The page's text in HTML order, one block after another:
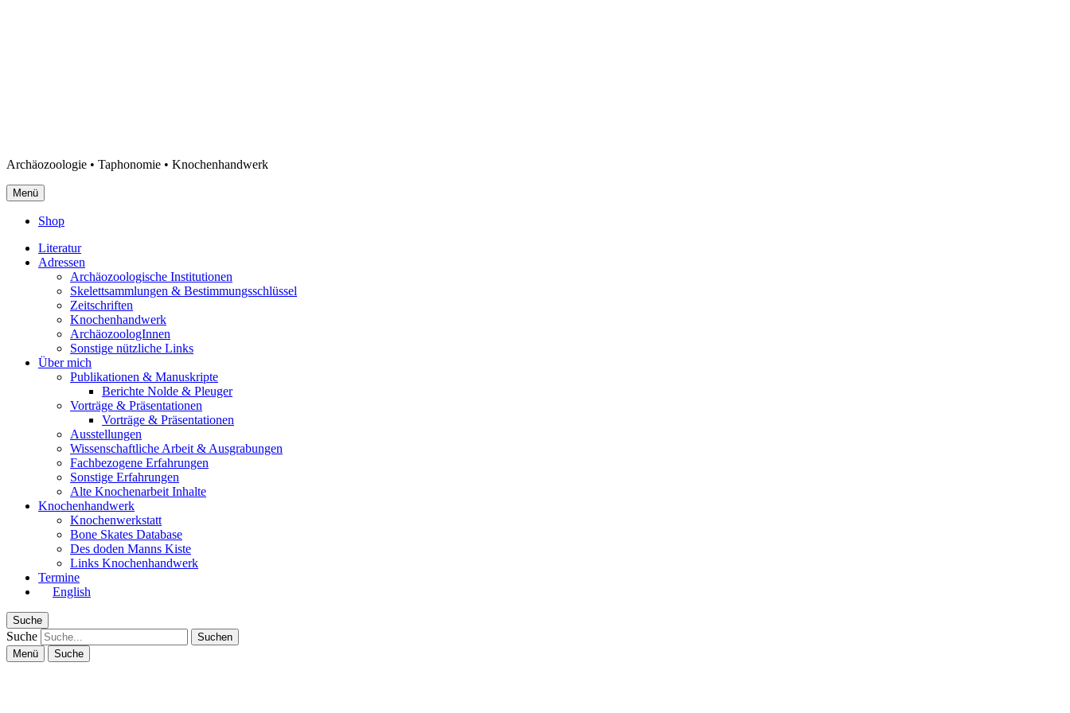
Archäozoologie • Taphonomie • Knochenhandwerk
Menü
Shop
Literatur
Adressen
Archäozoologische Institutionen
Skelettsammlungen & Bestimmungsschlüssel
Zeitschriften
Knochenhandwerk
ArchäozoologInnen
Sonstige nützliche Links
Über mich
Publikationen & Manuskripte
Berichte Nolde & Pleuger
Vorträge & Präsentationen
Vorträge & Präsentationen
Ausstellungen
Wissenschaftliche Arbeit & Ausgrabungen
Fachbezogene Erfahrungen
Sonstige Erfahrungen
Alte Knochenarbeit Inhalte
Knochenhandwerk
Knochenwerkstatt
Bone Skates Database
Des doden Manns Kiste
Links Knochenhandwerk
Termine
English
Suche
Suche
Menü Suche